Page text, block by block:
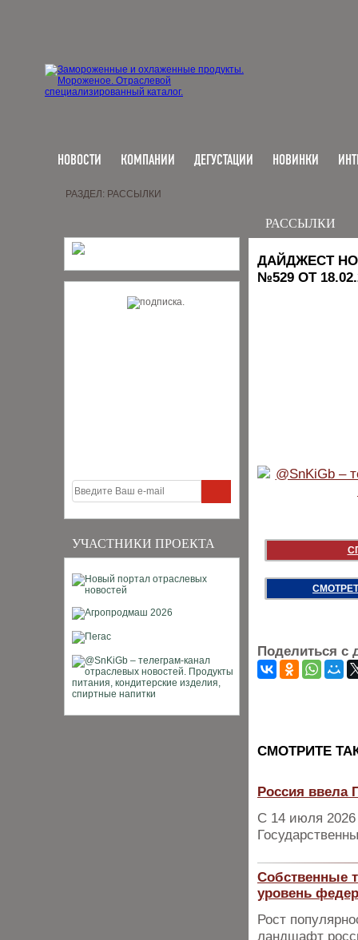
НОВОСТИ КОМПАНИИ ДЕГУСТАЦИИ НОВИНКИ
УЧАСТНИКИ ПРОЕКТА
РАЗДЕЛ: РАССЫЛКИ
РАССЫЛКИ
ДАЙДЖЕСТ
№529 ОТ
Поделиться с
CМОТРИТЕ
Россия ввела
С 14 июля 2026
Собственные
уровень
Рост
ландшафт